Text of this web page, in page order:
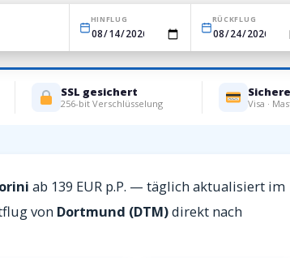
HINFLUG RÜCKFLUG
SSL gesichert
256-bit Verschlüsselung Visa ·
ab 139 EUR p.P. — täglich aktualisiert im
von Dortmund (DTM)direkt nach